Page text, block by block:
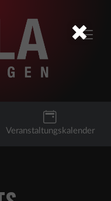
Veranstaltungskalender